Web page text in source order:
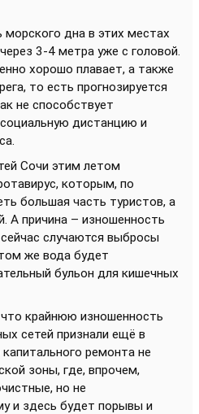
дна в этих местах
3-4 метра уже с головой.
хорошо плавает, а также
то есть прогнозируется
не способствует
дистанцию и
Сочи этим летом
которым, по
большая часть туристов, а
А причина – изношенность
случаются выбросы
же вода будет
бульон для кишечных
крайнюю изношенность
сетей признали ещё в
ремонта не
зоны, где, впрочем,
но не
и здесь будет порывы и